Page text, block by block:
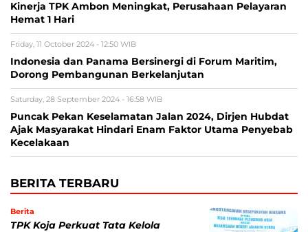
Kinerja TPK Ambon Meningkat, Perusahaan Pelayaran
Hemat 1 Hari
Friday, 11 October 2024 - 12:50 WIB
Indonesia dan Panama Bersinergi di Forum Maritim,
Dorong Pembangunan Berkelanjutan
Saturday, 28 September 2024 - 16:58 WIB
Puncak Pekan Keselamatan Jalan 2024, Dirjen Hubdat
Ajak Masyarakat Hindari Enam Faktor Utama Penyebab
Kecelakaan
BERITA TERBARU
Berita
TPK Koja Perkuat Tata Kelola